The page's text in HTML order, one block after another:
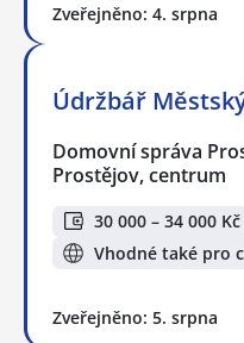
Zveřejněno: 4. srpna
Údržbář
Domovní správa
Prostějov, centrum
30 000 – 34 000 Kč
Vhodné také pro
Zveřejněno: 5. srpna